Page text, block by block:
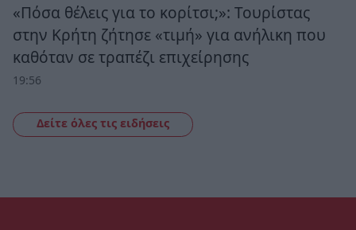
«Πόσα θέλεις για το κορίτσι;»: Τουρίστας
στην Κρήτη ζήτησε «τιμή» για ανήλικη που
καθόταν σε τραπέζι επιχείρησης
19:56
Δείτε όλες τις ειδήσεις